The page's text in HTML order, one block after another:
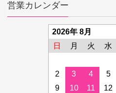
営業カレンダー
2026年 8月
日
月 火 水
2
3 4 5
9
10 11 12